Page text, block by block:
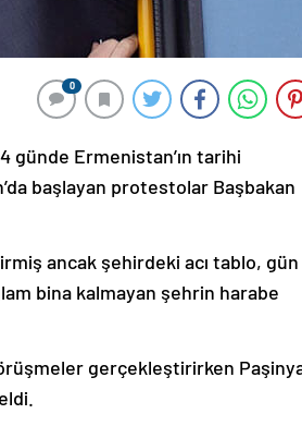
0
günde Ermenistan’ın tarihi
başlayan protestolar Başbakan
ancak şehirdeki acı tablo, gün
bina kalmayan şehrin harabe
gerçekleştirirken